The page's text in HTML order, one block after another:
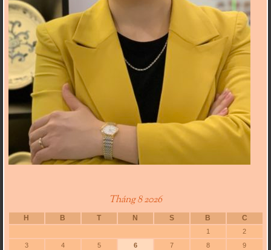
Tháng 8 2026
H B T N S B C
1
2
3
4 5 6 7 8
9